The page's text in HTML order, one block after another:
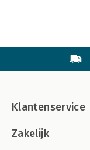
Klantenservice
Zakelijk